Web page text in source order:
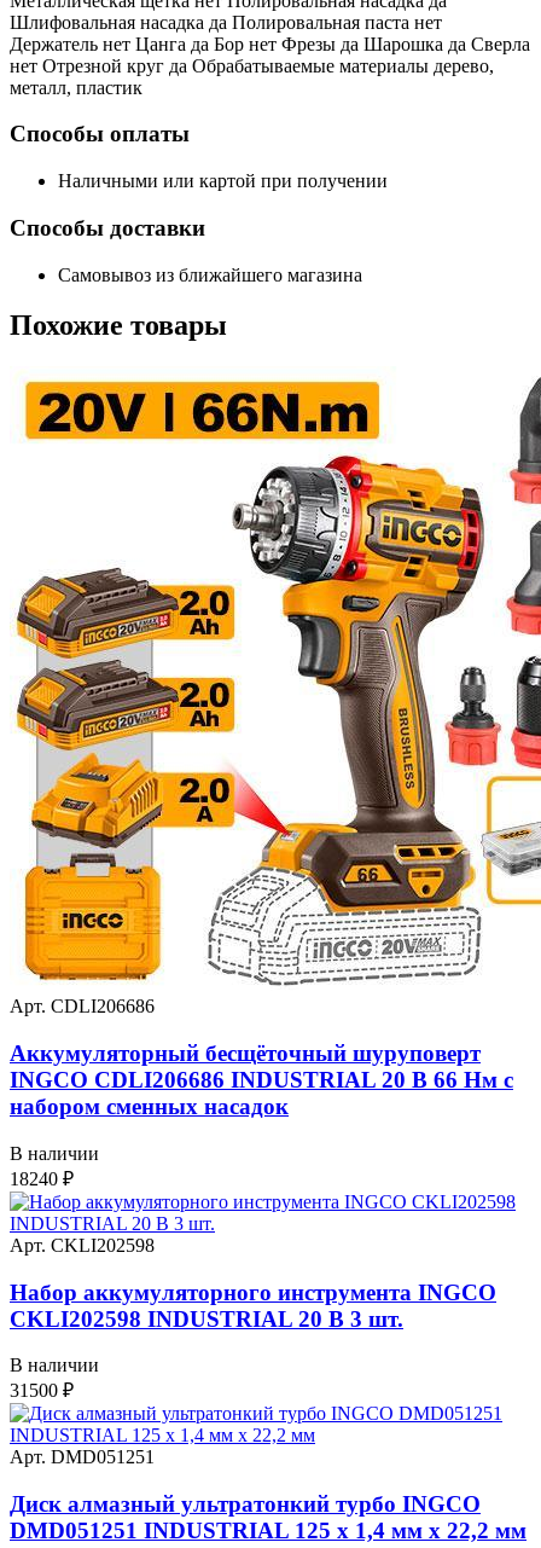
Шлифовальная насадка да Полировальная паста нет
Держатель нет Цанга да Бор нет Фрезы да Шарошка да Сверла
нет Отрезной круг да Обрабатываемые материалы дерево,
металл, пластик
Способы оплаты
Наличными или картой при получении
Способы доставки
Самовывоз из ближайшего магазина
Похожие товары
Арт. CDLI206686
Аккумуляторный бесщёточный шуруповерт
INGCO CDLI206686 INDUSTRIAL 20 В 66 Нм с
набором сменных насадок
В наличии
18240 ₽
Арт. CKLI202598
Набор аккумуляторного инструмента INGCO
CKLI202598 INDUSTRIAL 20 В 3 шт.
В наличии
31500 ₽
Арт. DMD051251
Диск алмазный ультратонкий турбо INGCO
DMD051251 INDUSTRIAL 125 х 1,4 мм x 22,2 мм